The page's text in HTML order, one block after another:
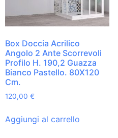
Box Doccia Acrilico
Angolo 2 Ante Scorrevoli
Profilo H. 190,2 Guazza
Bianco Pastello. 80X120
Cm.
120,00 €
Aggiungi al carrello